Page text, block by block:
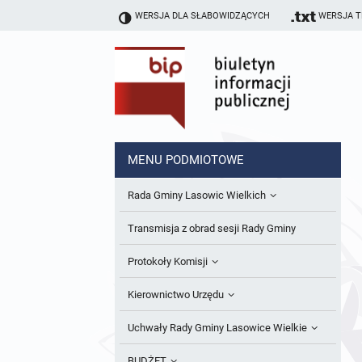
WERSJA DLA SŁABOWIDZĄCYCH WERSJA
MENU PODMIOTOWE
Rada Gminy Lasowic Wielkich
Sesje Rady Gminy
Skład Rady Gminy
Interpelacje i Zapytania Radnych
Komisje Rady Gminy i informacja o
Transmisja z obrad sesji Rady Gminy
Protokoły Komisji
Komisja Budżetu i Finansów
Komisja Oświatowa
Kierownictwo Urzędu
Wójt
Uchwały Rady Gminy Lasowice Wielkie